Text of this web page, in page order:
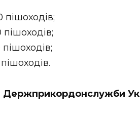
пішоходів;
пішоходів;
Держприкордонслужби